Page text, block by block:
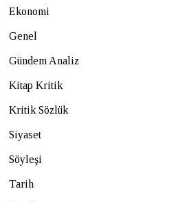
Ekonomi
Genel
Gündem Analiz
Kitap Kritik
Kritik Sözlük
Siyaset
Söyleşi
Tarih